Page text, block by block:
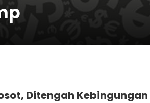
Ditengah Kebingungan